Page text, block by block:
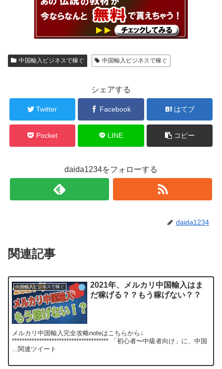
中国輸入ビジネスで稼ぐ 中国輸入ビジネスで稼ぐ
シェアする
Twitter Facebook はてブ
Pocket LINE コピー
daida1234をフォローする
daida1234
関連記事
中国輸入ビジネスで稼ぐ
2021年、メルカリ中国輸入はま
だ稼げる？？もう稼げない？？
メルカリ中国輸入完全攻略noteはこちらから↓
*************************************** 「初心者〜中級者向け」に、中国
...関連ツイート